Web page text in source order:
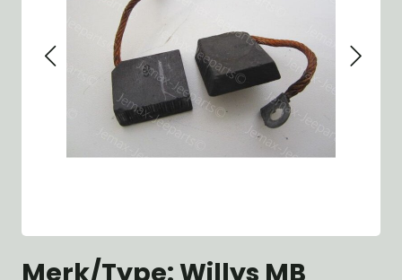
Merk/Type: Willys MB